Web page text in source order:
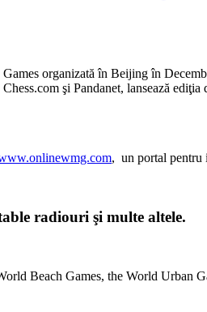
organizată în Beijing în
şi Pandanet, lansează
, un portal pentru
radiouri şi multe altele.
Beach Games, the World Urban